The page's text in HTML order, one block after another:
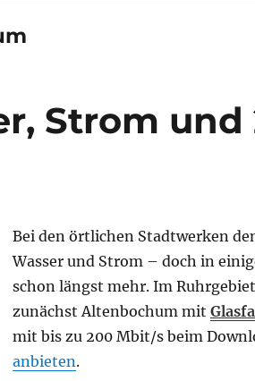
Strom
Bei den örtlichen Stadtwerken
Wasser und Strom – doch in
schon längst mehr. Im
zunächst Altenbochum mit
mit bis zu 200 Mbit/s beim
anbieten.